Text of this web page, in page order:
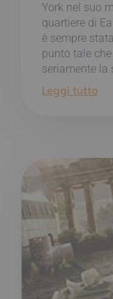
York nel suo
quartiere di
è sempre
punto tale
seriamente la
Leggi tutto